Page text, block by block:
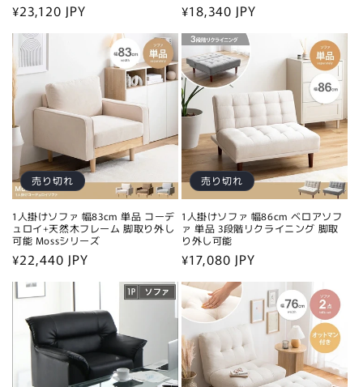
通
常
価
格
¥23,120 JPY
通
常
価
格
¥18,340 JPY
売り切れ
1人掛けソファ 幅83cm 単品 コーデ
ュロイ+天然木フレーム 脚取り外し
可能 Mossシリーズ
通
常
価
¥22,440 JPY
売り切れ
1人掛けソファ 幅86cm ベロアソフ
ァ 単品 3段階リクライニング 脚取
り外し可能
通
常
価
格
¥17,080 JPY